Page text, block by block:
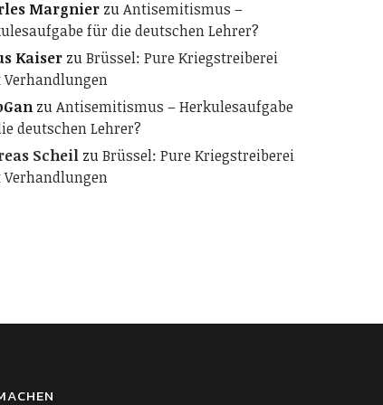
MargnierzuAntisemitismus –
für die deutschen Lehrer?
KaiserzuBrüssel: Pure Kriegstreiberei
zuAntisemitismus – Herkulesaufgabe
deutschen Lehrer?
ScheilzuBrüssel: Pure Kriegstreiberei